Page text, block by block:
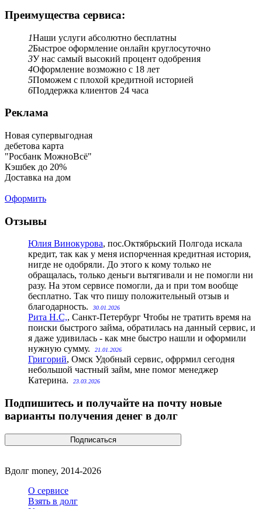
Преимущества сервиса:
1Наши услуги абсолютно бесплатны
2Быстрое оформление онлайн круглосуточно
3У нас самый высокий процент одобрения
4Оформление возможно с 18 лет
5Поможем с плохой кредитной историей
6Поддержка клиентов 24 часа
Реклама
Новая супервыгодная
дебетова карта
"Росбанк МожноВсё"
Кэшбек до 20%
Доставка на дом
Оформить
Отзывы
Юлия Винокурова, пос.Октябрьский Полгода искала
кредит, так как у меня испорченная кредитная история,
нигде не одобряли. До этого к кому только не
обращалась, только деньги вытягивали и не помогли ни
разу. На этом сервисе помогли, да и при том вообще
бесплатно. Так что пишу положительный отзыв и
благодарность.
30.01.2026
Рита Н.С,, Санкт-Петербург Чтобы не тратить время на
поиски быстрого займа, обратилась на данный сервис, и
я даже удивилась - как мне быстро нашли и оформили
нужную сумму.
21.01.2026
Григорий, Омск Удобный сервис, офррмил сегодня
небольшой частный займ, мне помог менеджер
Катерина.
23.03.2026
Подпишитесь и получайте на почту новые
варианты получения денег в долг
Вдолг money, 2014-2026
О сервисе
Взять в долг